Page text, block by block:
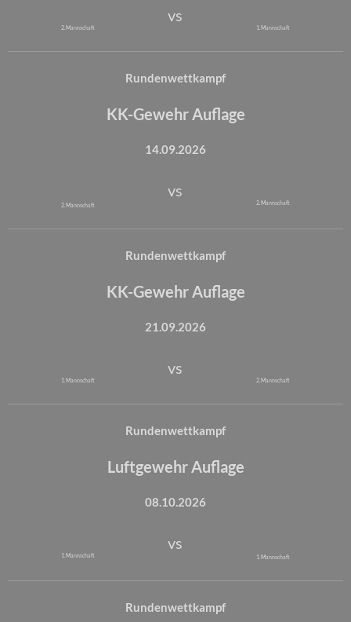
2. Mannschaft
vs
1. Mannschaft
Rundenwettkampf
KK-Gewehr Auflage
14.09.2026
2. Mannschaft
vs
2. Mannschaft
Rundenwettkampf
KK-Gewehr Auflage
21.09.2026
1. Mannschaft
vs
2. Mannschaft
Rundenwettkampf
Luftgewehr Auflage
08.10.2026
1. Mannschaft
vs
1. Mannschaft
Rundenwettkampf